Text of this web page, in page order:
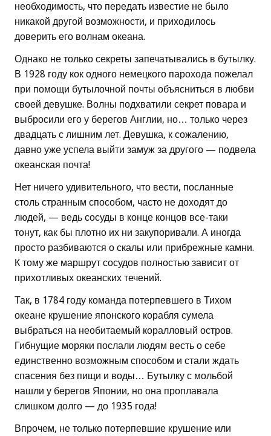
необходимость, что передать известие не было
никакой другой возможности, и приходилось
доверить его волнам океана.
Однако не только секреты запечатывались в бутылку.
В 1928 году кок одного немецкого парохода пожелал
при помощи бутылочной почты объясниться в любви
своей девушке. Волны подхватили секрет повара и
выбросили его у берегов Англии, но… только через
двадцать с лишним лет. Девушка, к сожалению,
давно уже успела выйти замуж за другого — подвела
океанская почта!
Нет ничего удивительного, что вести, посланные
столь странным способом, часто не доходят до
людей, — ведь сосуды в конце концов все-таки
тонут, как бы плотно их ни закупоривали. А иногда
просто разбиваются о скалы или прибрежные камни.
К тому же маршрут сосудов полностью зависит от
прихотливых океанских течений.
Так, в 1784 году команда потерпевшего в Тихом
океане крушение японского корабля сумела
выбраться на необитаемый коралловый остров.
Гибнущие моряки послали людям весть о себе
единственно возможным способом и стали ждать
спасения без пищи и воды… Бутылку с мольбой
нашли у берегов Японии, но она проплавала
слишком долго — до 1935 года!
Впрочем, не только потерпевшие крушение или